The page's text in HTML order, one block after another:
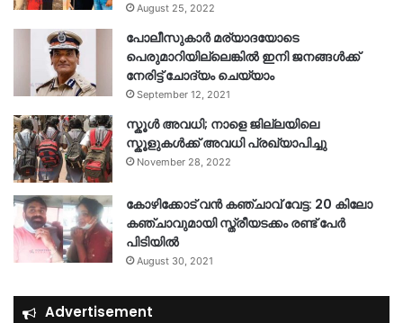
August 25, 2022
പോലീസുകാര്‍ മര്യാദയോടെ
പെരുമാറിയില്ലെങ്കില്‍ ഇനി ജനങ്ങള്‍ക്ക്
നേരിട്ട് ചോദ്യം ചെയ്യാം
September 12, 2021
സ്കൂൾ അവധി; നാളെ ജില്ലയിലെ
സ്കൂളുകൾക്ക് അവധി പ്രഖ്യാപിച്ചു
November 28, 2022
കോഴിക്കോട് വൻ കഞ്ചാവ് വേട്ട: 20 കിലോ
കഞ്ചാവുമായി സ്ത്രീയടക്കം രണ്ട് പേർ
പിടിയിൽ
August 30, 2021
Advertisement